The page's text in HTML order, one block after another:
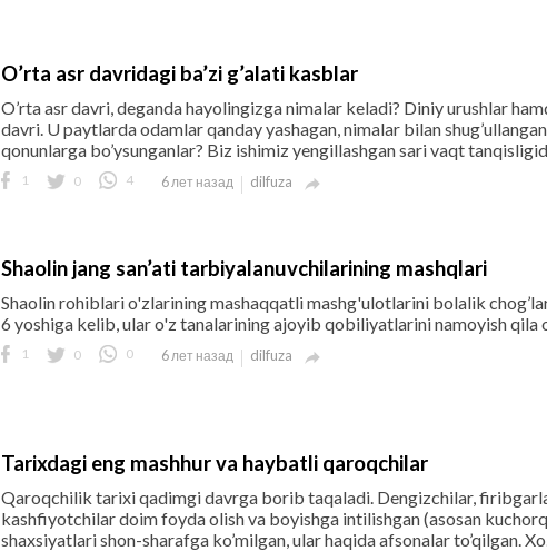
O’rta asr davridagi ba’zi g’alati kasblar
O’rta asr davri, deganda hayolingizga nimalar keladi? Diniy urushlar
davri. U paytlarda odamlar qanday yashagan, nimalar bilan
qonunlarga bo’ysunganlar? Biz ishimiz yengillashgan sari vaqt
1 0 4 6 лет назад dilfuza 
Shaolin jang san’ati tarbiyalanuvchilarining mashqlari
Shaolin rohiblari o'zlarining mashaqqatli mashg'ulotlarini bolalik
6 yoshiga kelib, ular o'z tanalarining ajoyib qobiliyatlarini namoyish qila
1 0 0 6 лет назад dilfuza 
Tarixdagi eng mashhur va haybatli qaroqchilar
Qaroqchilik tarixi qadimgi davrga borib taqaladi. Dengizchilar,
kashfiyotchilar doim foyda olish va boyishga intilishgan (asosan
shaxsiyatlari shon-sharafga ko’milgan, ular haqida afsonalar to’qilgan. Xo...